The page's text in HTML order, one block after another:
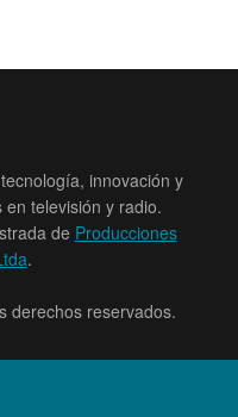
innovación y
televisión y radio.
de Producciones
.
derechos reservados.